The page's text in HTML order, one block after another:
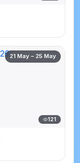
21 May – 25 May
121